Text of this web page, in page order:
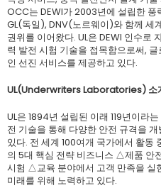
OCC는 DEWI가 2003년에 설립한 풍
GL(독일), DNV(노르웨이)와 함께 세
권위를 이어왔다. UL은 DEWI 인수로
력 발전 시험 기술을 접목함으로써,
인 선진 서비스를 제공하고 있다.
UL(Underwriters Laboratories) 소
UL은 1894년 설립된 이래 119년이라
전 기술을 통해 다양한 안전 규격을
있다. 전 세계 100여개 국가에서 활동
의 5대 핵심 전략 비즈니스 △제품
시험 △교육 분야에서 고객 만족을 실
미래를 위해 노력하고 있다.